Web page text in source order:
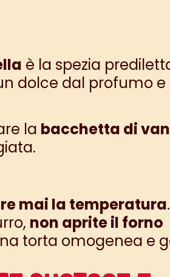
è la spezia
dolce dal profumo e
la bacchetta di
mai la temperatura.
non aprite il forno
torta omogenea e